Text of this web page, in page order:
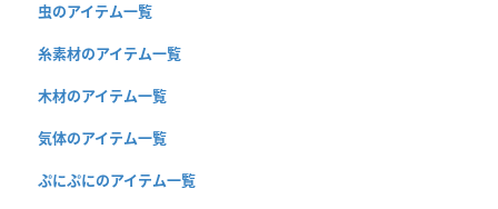
虫のアイテム一覧
糸素材のアイテム一覧
木材のアイテム一覧
気体のアイテム一覧
ぷにぷにのアイテム一覧